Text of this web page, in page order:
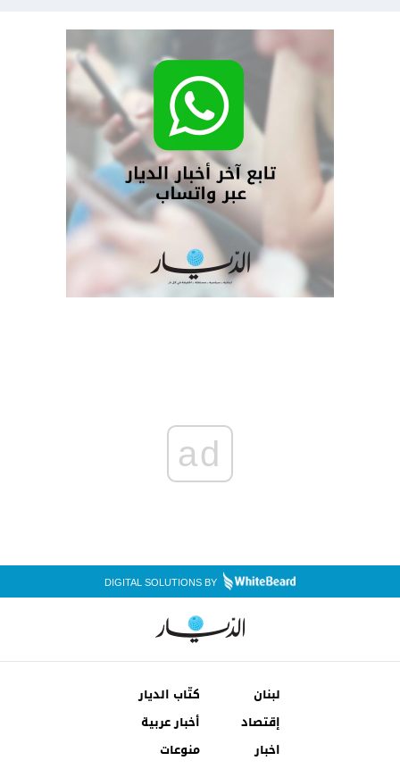
ad
DIGITAL SOLUTIONS BY
لبنان
كتّاب الديار
إقتصاد
أخبار عربية
اخبار
منوعات